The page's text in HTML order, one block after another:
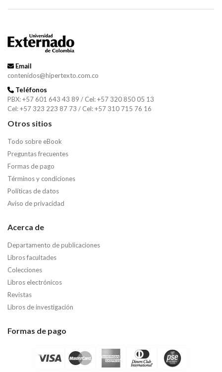
Email
contenidos@hipertexto.com.co
Teléfonos
PBX: +57 601 643 43 89 / Cel: +57 320 850 05 13
Cel: +57 323 223 87 73 / Cel: +57 310 715 76 16
Otros sitios
Todo sobre eBook
Preguntas frecuentes
Formas de pago
Términos y condiciones
Políticas de datos
Aviso de privacidad
Acerca de
Departamento de publicaciones
Libros facultades
Colecciones
Libros electrónicos
Revistas
Libros de investigación
Formas de pago